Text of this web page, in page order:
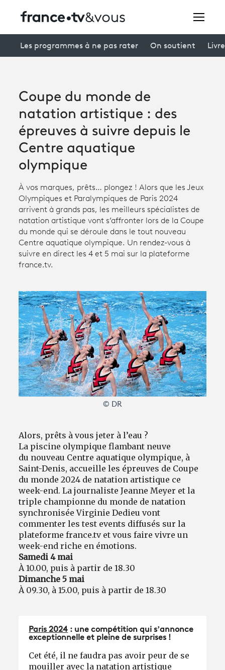
Avantages fidélité
Creators
À la une
Participer et assister à une émission
À votre écoute
Productions et innovation
Programme tv
Les programmes à ne pas rater On soutient
Coupe du monde de
natation artistique : des
épreuves à suivre depuis le
Centre aquatique
olympique
À vos marques, prêts… plongez ! Alors que les Jeux
Olympiques et Paralympiques de Paris 2024
arrivent à grands pas, les meilleurs spécialistes de
natation artistique vont s’affronter lors de la Coupe
du monde qui se déroule dans le tout nouveau
Centre aquatique olympique. Un rendez-vous à
suivre en direct les 4 et 5 mai sur la plateforme
france.tv.
© DR
Alors, prêts à vous jeter à l’eau ?
La piscine olympique flambant neuve
du nouveau Centre aquatique olympique, à
Saint-Denis, accueille les épreuves de Coupe
du monde 2024 de natation artistique ce
week-end. La journaliste Jeanne Meyer et la
triple championne du monde de natation
synchronisée Virginie Dedieu vont
commenter les test events diffusés sur la
plateforme france.tv et vous faire vivre un
week-end riche en émotions.
Samedi 4 mai
À 10.00, puis à partir de 18.30
Dimanche 5 mai
À 09.30, à 15.00, puis à partir de 18.30
Paris 2024 : une compétition qui s’annonce
exceptionnelle et pleine de surprises !
Cet été, il ne faudra pas avoir peur de se
mouiller avec la natation artistique